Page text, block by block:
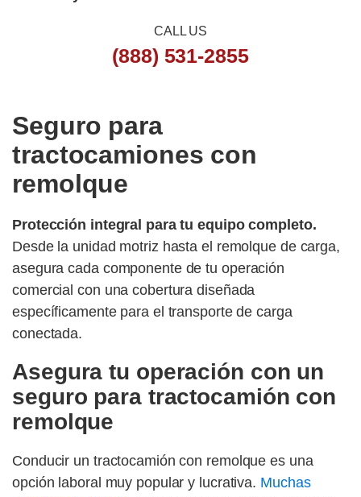
Seguro para
tractocamiones con
remolque
Protección integral para tu equipo completo.
Desde la unidad motriz hasta el remolque de carga,
asegura cada componente de tu operación
comercial con una cobertura diseñada
específicamente para el transporte de carga
conectada.
Asegura tu operación con un
seguro para tractocamión con
remolque
Conducir un tractocamión con remolque es una
opción laboral muy popular y lucrativa. Muchas
CALL US
(888) 531-2855